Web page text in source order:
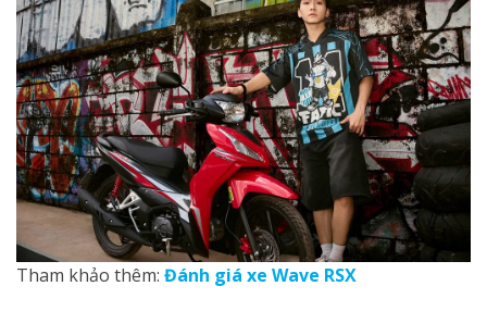
Tham khảo thêm: Đánh giá xe Wave RSX